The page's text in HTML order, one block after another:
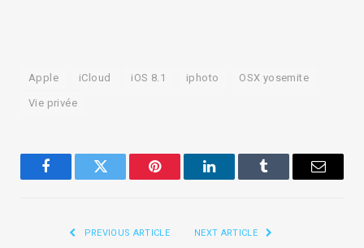
Apple iCloud iOS 8.1 iphoto OSX yosemite
Vie privée
FacebookTwitter Pinterest LinkedInTumblr Email
PREVIOUS ARTICLE NEXT ARTICLE